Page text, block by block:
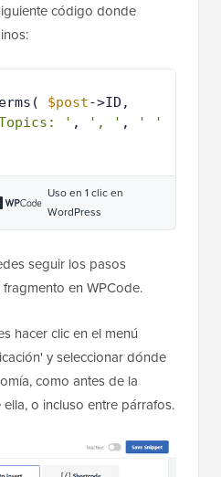
código donde
$post
' , ', ' ,
' '
Uso en 1 clic en
WordPress
seguir los pasos
en WPCode.
hacer clic en el menú
y seleccionar dónde
como antes de la
o incluso entre párrafos.